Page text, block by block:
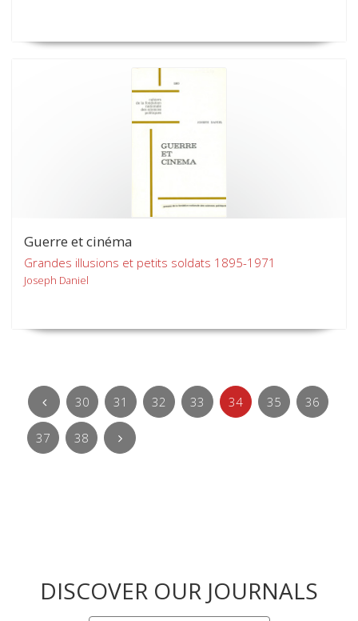
Guerre et cinéma
Grandes illusions et petits soldats 1895-1971
Joseph Daniel
30 31 32 33 34 35 36
37 38
DISCOVER OUR JOURNALS